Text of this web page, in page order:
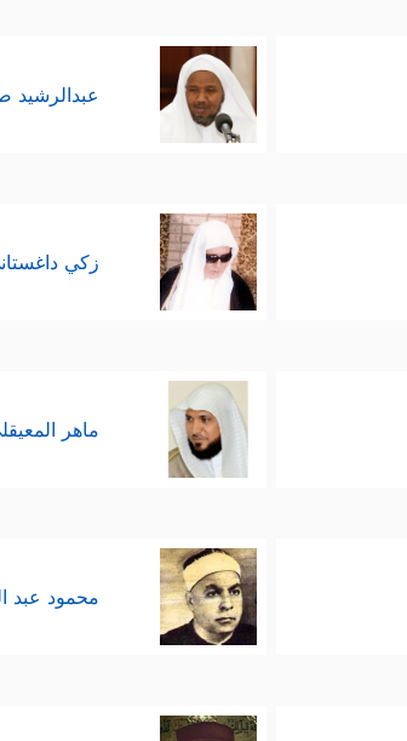
عبدالرشيد
زكي
ماهر
محمود عبد